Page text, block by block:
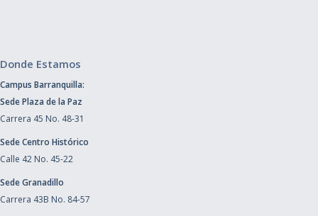
Donde Estamos
Campus Barranquilla:
Sede Plaza de la Paz
Carrera 45 No. 48-31
Sede Centro Histórico
Calle 42 No. 45-22
Sede Granadillo
Carrera 43B No. 84-57